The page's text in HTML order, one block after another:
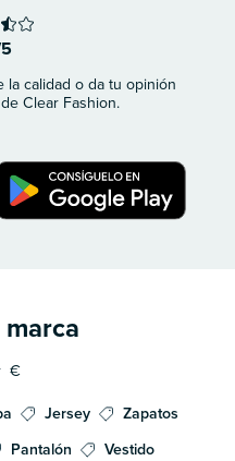
la calidad o da tu opinión
Clear Fashion.
€
Jersey
Zapatos
Pantalón
Vestido